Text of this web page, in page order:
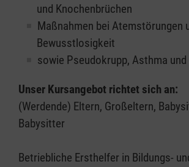
und Knochenbrüchen
Maßnahmen bei Atemstörungen
Bewusstlosigkeit
sowie Pseudokrupp, Asthma
Unser Kursangebot richtet sich an:
(Werdende) Eltern, Großeltern,
Babysitter
Betriebliche Ersthelfer in Bildungs-